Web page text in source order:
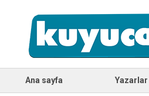
Ana sayfa Yazarlar